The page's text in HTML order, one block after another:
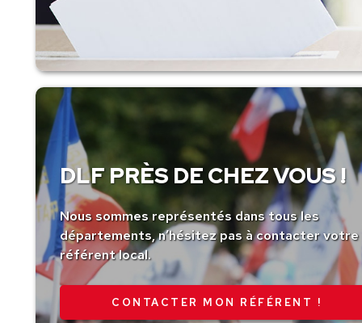
DLF PRÈS DE CHEZ VOUS !
Nous sommes représentés dans tous les
départements, n’hésitez pas à contacter votre
référent local.
CONTACTER MON RÉFÉRENT !